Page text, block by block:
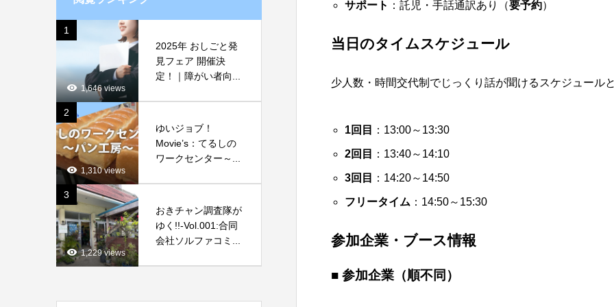
サポート ：託児・手話通訳あり（要予約）
当日のタイムスケジュール
少人数・時間交代制でじっくり話が聞けるスケジュール
1回目 ：13:00～13:30
2回目 ：13:40～14:10
3回目 ：14:20～14:50
フリータイム ：14:50～15:30
参加企業・ブース情報
■ 参加企業（順不同）
1
1,646 views
2025年 おしごと発
見フェア 開催決
定！｜障がい者向...
2
1,310 views
ゆいジョブ！
Movie’s：てるしの
ワークセンター～...
3
1,229 views
おきチャン調査隊が
ゆく!!-Vol.001:合同
会社ソルファコミ...